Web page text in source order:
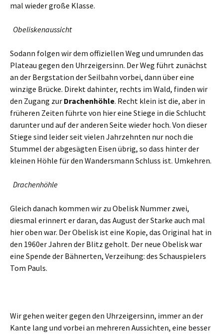
mal wieder große Klasse.
Obeliskenaussicht
Sodann folgen wir dem offiziellen Weg und umrunden das
Plateau gegen den Uhrzeigersinn. Der Weg führt zunächst
an der Bergstation der Seilbahn vorbei, dann über eine
winzige Brücke. Direkt dahinter, rechts im Wald, finden wir
den Zugang zur Drachenhöhle. Recht klein ist die, aber in
früheren Zeiten führte von hier eine Stiege in die Schlucht
darunter und auf der anderen Seite wieder hoch. Von dieser
Stiege sind leider seit vielen Jahrzehnten nur noch die
Stummel der abgesägten Eisen übrig, so dass hinter der
kleinen Höhle für den Wandersmann Schluss ist. Umkehren.
Drachenhöhle
Gleich danach kommen wir zu Obelisk Nummer zwei,
diesmal erinnert er daran, das August der Starke auch mal
hier oben war. Der Obelisk ist eine Kopie, das Original hat in
den 1960er Jahren der Blitz geholt. Der neue Obelisk war
eine Spende der Bähnerten, Verzeihung: des Schauspielers
Tom Pauls.
Wir gehen weiter gegen den Uhrzeigersinn, immer an der
Kante lang und vorbei an mehreren Aussichten, eine besser